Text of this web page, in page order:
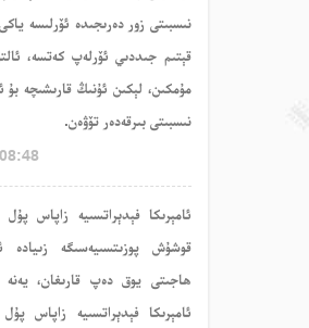
نىسبىتى زور دەرىجىدە ئۆرلىسە
قېتىم جىددىي ئۆرلەپ كەتسە،
مۇمكىن، لېكىن ئۇنىڭ قارىشىچە بۇ
نىسبىتى بىرقەدەر تۆۋەن.
ئامېرىكا فېدېراتسىيە زاپاس پۇل
قوشۇش پوزىتسىيەسىگە زىيادە
ھاجىتى يوق دەپ قارىغان،يەنە
ئامېرىكا فېدېراتسىيە زاپاس